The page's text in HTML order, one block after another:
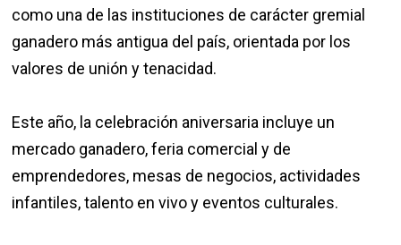
como una de las instituciones de carácter gremial
ganadero más antigua del país, orientada por los
valores de unión y tenacidad.
Este año, la celebración aniversaria incluye un
mercado ganadero, feria comercial y de
emprendedores, mesas de negocios, actividades
infantiles, talento en vivo y eventos culturales.